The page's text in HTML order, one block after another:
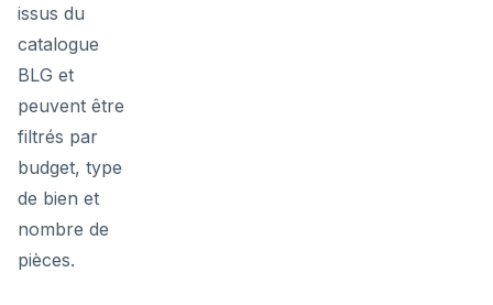
issus du
catalogue
BLG et
peuvent être
filtrés par
budget, type
de bien et
nombre de
pièces.